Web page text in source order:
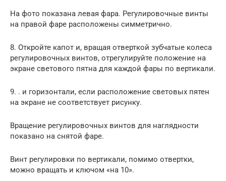
На фото показана левая фара. Регулировочные винты
на правой фаре расположены симметрично.
8. Откройте капот и, вращая отверткой зубчатые колеса
регулировочных винтов, отрегулируйте положение на
экране светового пятна для каждой фары по вертикали.
9. . и горизонтали, если расположение световых пятен
на экране не соответствует рисунку.
Вращение регулировочных винтов для наглядности
показано на снятой фаре.
Винт регулировки по вертикали, помимо отвертки,
можно вращать и ключом «на 10».